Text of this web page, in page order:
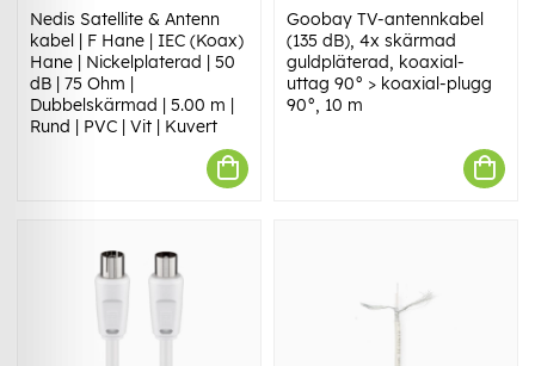
Nedis Satellite & Antenn
kabel | F Hane | IEC (Koax)
Hane | Nickelplaterad | 50
dB | 75 Ohm |
Dubbelskärmad | 5.00 m |
Rund | PVC | Vit | Kuvert
Goobay TV-antennkabel
(135 dB), 4x skärmad
guldpläterad, koaxial-
uttag 90° > koaxial-plugg
90°, 10 m